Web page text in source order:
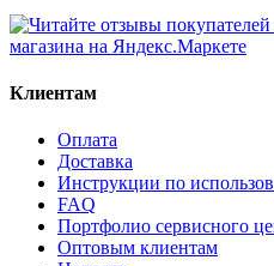
Клиентам
Оплата
Доставка
Инструкции по
FAQ
Портфолио сервисного
Оптовым клиентам